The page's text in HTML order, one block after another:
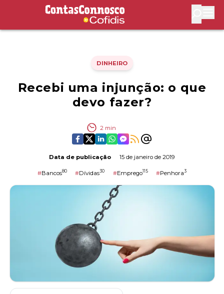
Contas Connosco by Cofidis
DINHEIRO
Recebi uma injunção: o que
devo fazer?
2 min
Data de publicação 15 de janeiro de 2019
#Bancos80 #Dívidas30 #Emprego115 #Penhora3